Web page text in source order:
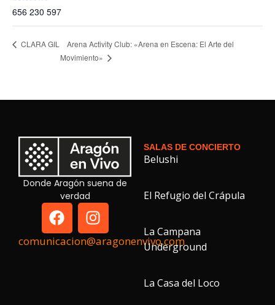
656 230 597
CLARA GIL
Arena Activity Club: «Arena en Escena: El Arte del
Movimiento»
Donde Aragón suena de
verdad
comunicacion@aragonenvivo.com
SALAS DE CONCIERTO
Belushi
El Refugio del Crápula
La Campana
Underground
La Casa del Loco